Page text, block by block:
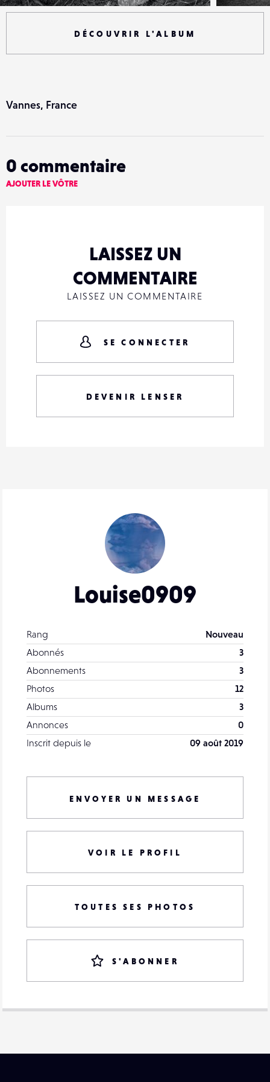
DÉCOUVRIR L'ALBUM
Louise0909
Rang
Nouveau
Abonnés
3
Abonnements
3
Photos
12
Albums
3
Annonces
0
Inscrit depuis le
09 août 2019
ENVOYER UN MESSAGE
VOIR LE PROFIL
TOUTES SES PHOTOS
S'ABONNER
Vannes, France
0 commentaire
AJOUTER LE VÔTRE
LAISSEZ UN
COMMENTAIRE
LAISSEZ UN COMMENTAIRE
SE CONNECTER
DEVENIR LENSER